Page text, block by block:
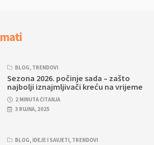
BLOG, TRENDOVI
Sezona 2026. počinje sada – zašto
najbolji iznajmljivači kreću na vrijeme
2 MINUTA ČITANJA
3 RUJNA, 2025
BLOG, IDEJE I SAVJETI, TRENDOVI